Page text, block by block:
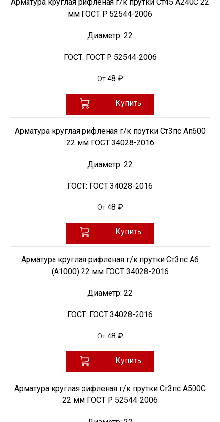
Арматура круглая рифленая г/к прутки Ст45 А240С 22
мм ГОСТ Р 52544-2006
Диаметр: 22
ГОСТ: ГОСТ Р 52544-2006
От 48 ₽
Купить
Арматура круглая рифленая г/к прутки Ст3пс Ап600
22 мм ГОСТ 34028-2016
Диаметр: 22
ГОСТ: ГОСТ 34028-2016
От 48 ₽
Купить
Арматура круглая рифленая г/к прутки Ст3пс А6
(А1000) 22 мм ГОСТ 34028-2016
Диаметр: 22
ГОСТ: ГОСТ 34028-2016
От 48 ₽
Купить
Арматура круглая рифленая г/к прутки Ст3пс А500С
22 мм ГОСТ Р 52544-2006